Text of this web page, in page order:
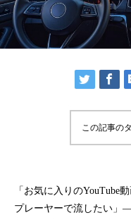
この記事の
「お気に入りのYouTube
プレーヤーで流したい」